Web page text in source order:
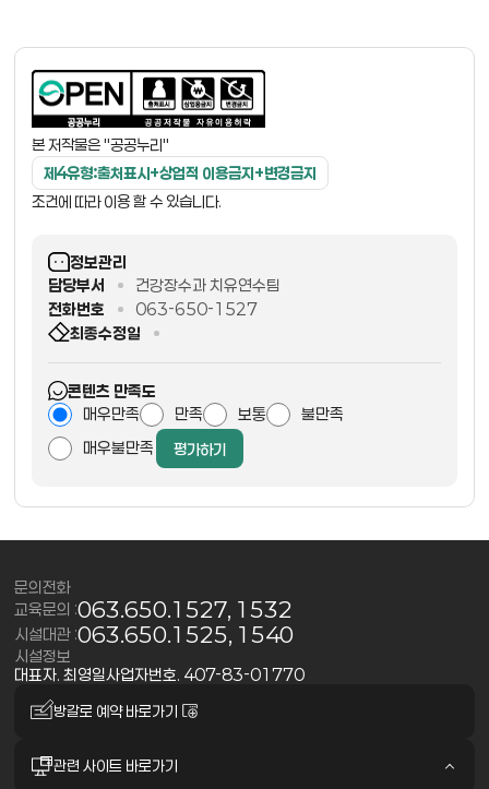
본 저작물은 "공공누리"
제4유형:출처표시+상업적 이용금지+변경금지
조건에 따라 이용 할 수 있습니다.
정보관리
담당부서
건강장수과 치유연수팀
전화번호
063-650-1527
최종수정일
콘텐츠 만족도
매우만족
만족 보통
불만족
매우불만족
평가하기
문의전화
교육문의 :063.650.1527, 1532
시설대관 :063.650.1525, 1540
시설정보
대표자. 최영일사업자번호. 407-83-01770
방갈로 예약 바로가기
관련 사이트 바로가기